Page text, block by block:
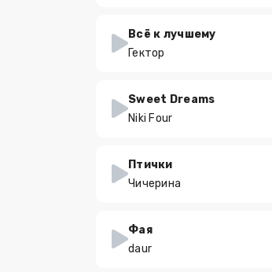
Всё к лучшему
Гектор
Sweet Dreams
Niki Four
Птички
Чичерина
Фая
daur